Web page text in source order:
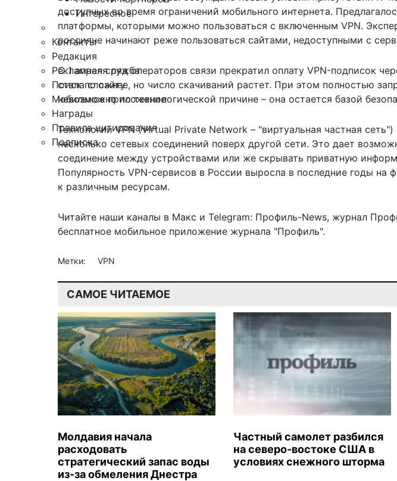
Интересное
Контакты
Редакция
Рекламная служба
Поиск по сайту
Мобильное приложение
Награды
Правила цитирования
Подписка
доступных во время ограничений мобильного интернета.
платформы, которыми можно пользоваться с включенным VPN.
россияне начинают реже пользоваться сайтами, недоступными с
С 1 апреля ряд операторов связи прекратил оплату VPN-подписок
стала сложнее, но число скачиваний растет. При этом полностью
невозможно по технологической причине – она остается базой
Технологии VPN (Virtual Private Network – "виртуальная частная
несколько сетевых соединений поверх другой сети. Это дает
соединение между устройствами или же скрывать приватную
Популярность VPN-сервисов в России выросла в последние годы на
к различным ресурсам.
Читайте наши каналы в Макс и Telegram: Профиль-News, журнал
бесплатное мобильное приложение журнала "Профиль".
Метки: VPN
САМОЕ ЧИТАЕМОЕ
Молдавия начала
расходовать
стратегический запас воды
из-за обмеления Днестра
Частный самолет разбился
на северо-востоке США в
условиях снежного шторма